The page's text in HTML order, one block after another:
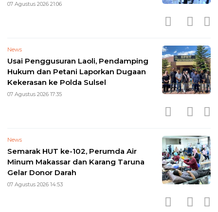
07 Agustus 2026 21:06
News
Usai Penggusuran Laoli, Pendamping
Hukum dan Petani Laporkan Dugaan
Kekerasan ke Polda Sulsel
07 Agustus 2026 17:35
News
Semarak HUT ke-102, Perumda Air
Minum Makassar dan Karang Taruna
Gelar Donor Darah
07 Agustus 2026 14:53